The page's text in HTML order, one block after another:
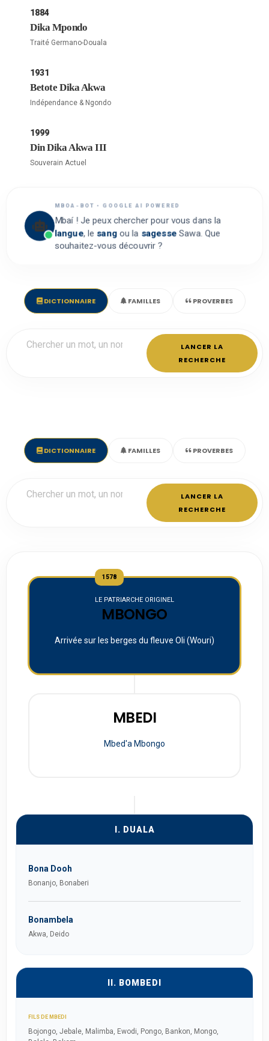
1884
Dika Mpondo
Traité Germano-Douala
1931
Betote Dika Akwa
Indépendance & Ngondo
1999
Din Dika Akwa III
Souverain Actuel
MBOA-BOT • GOOGLE AI POWERED
Mbaí ! Je peux chercher pour vous dans la
langue, le sangou la sagesse Sawa. Que
souhaitez-vous découvrir ?
DICTIONNAIRE FAMILLES PROVERBES
LANCER LA
RECHERCHE
DICTIONNAIRE FAMILLES PROVERBES
LANCER LA
RECHERCHE
1578
LE PATRIARCHE ORIGINEL
MBONGO
Arrivée sur les berges du fleuve Oli (Wouri)
MBEDI
Mbed'a Mbongo
I. DUALA
Bona Dooh
Bonanjo, Bonaberi
Bonambela
Akwa, Deido
II. BOMBEDI
FILS DE MBEDI
Bojongo, Jebale, Malimba, Ewodi, Pongo, Bankon, Mongo,